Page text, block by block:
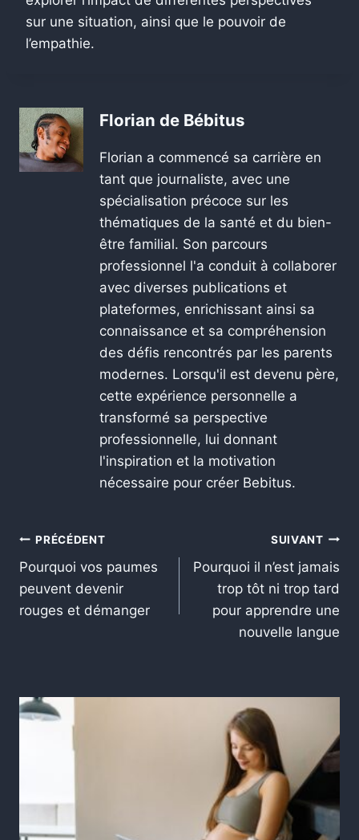
sur une situation, ainsi que le pouvoir de
l’empathie.
Florian de Bébitus
Florian a commencé sa carrière en
tant que journaliste, avec une
spécialisation précoce sur les
thématiques de la santé et du bien-
être familial. Son parcours
professionnel l'a conduit à collaborer
avec diverses publications et
plateformes, enrichissant ainsi sa
connaissance et sa compréhension
des défis rencontrés par les parents
modernes. Lorsqu'il est devenu père,
cette expérience personnelle a
transformé sa perspective
professionnelle, lui donnant
l'inspiration et la motivation
nécessaire pour créer Bebitus.
PRÉCÉDENT
Pourquoi vos paumes
peuvent devenir
rouges et démanger
SUIVANT
Pourquoi il n’est jamais
trop tôt ni trop tard
pour apprendre une
nouvelle langue